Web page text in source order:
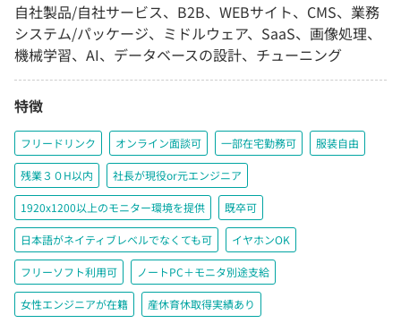
自社製品/自社サービス、B2B、WEBサイト、CMS、業務
システム/パッケージ、ミドルウェア、SaaS、画像処理、
機械学習、AI、データベースの設計、チューニング
特徴
フリードリンク オンライン面談可 一部在宅勤務可 服装自由
残業３０H以内 社長が現役or元エンジニア
1920x1200以上のモニター環境を提供 既卒可
日本語がネイティブレベルでなくても可 イヤホンOK
フリーソフト利用可 ノートPC＋モニタ別途支給
女性エンジニアが在籍 産休育休取得実績あり